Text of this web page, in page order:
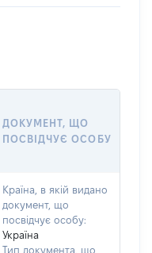
ДОКУМЕНТ, ЩО
ПОСВІДЧУЄ ОСОБУ
Країна, в якій видано
документ, що
посвідчує особу:
Україна
Тип документа, що